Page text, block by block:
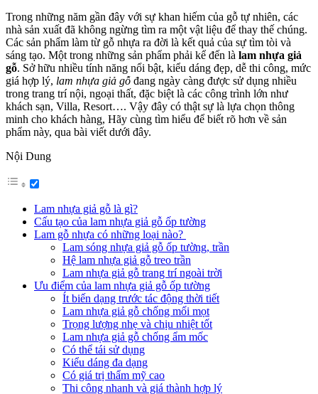
Trong những năm gần đây với sự khan hiếm của gỗ tự nhiên, các
nhà sản xuất đã không ngừng tìm ra một vật liệu để thay thế chúng.
Các sản phẩm làm từ gỗ nhựa ra đời là kết quả của sự tìm tòi và
sáng tạo. Một trong những sản phẩm phải kể đến là lam nhựa giả
gỗ. Sở hữu nhiều tính năng nổi bật, kiểu dáng đẹp, dễ thi công, mức
giá hợp lý, lam nhựa giả gỗ đang ngày càng được sử dụng nhiều
trong trang trí nội, ngoại thất, đặc biệt là các công trình lớn như
khách sạn, Villa, Resort…. Vậy đây có thật sự là lựa chọn thông
minh cho khách hàng, Hãy cùng tìm hiểu để biết rõ hơn về sản
phẩm này, qua bài viết dưới đây.
Nội Dung
Lam nhựa giả gỗ là gì?
Cấu tạo của lam nhựa giả gỗ ốp tường
Lam gỗ nhựa có những loại nào?
Lam sóng nhựa giả gỗ ốp tường, trần
Hệ lam nhựa giả gỗ treo trần
Lam nhựa giả gỗ trang trí ngoài trời
Ưu điểm của lam nhựa giả gỗ ốp tường
Ít biến dạng trước tác động thời tiết
Lam nhựa giả gỗ chống mối mọt
Trọng lượng nhẹ và chịu nhiệt tốt
Lam nhựa giả gỗ chống ẩm mốc
Có thể tái sử dụng
Kiểu dáng đa dạng
Có giá trị thẩm mỹ cao
Thi công nhanh và giá thành hợp lý